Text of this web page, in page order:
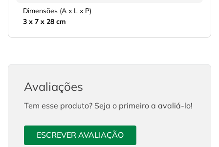
Dimensões (A x L x P)
3 x 7 x 28 cm
Avaliações
Tem esse produto? Seja o primeiro a avaliá-lo!
ESCREVER AVALIAÇÃO